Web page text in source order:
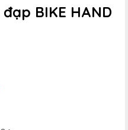
BIKE HAND